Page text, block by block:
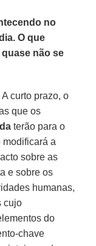
no
O que
não se
curto prazo, o
que os
terão para o
modificará a
sobre as
e sobre os
humanas,
cujo
do
chave